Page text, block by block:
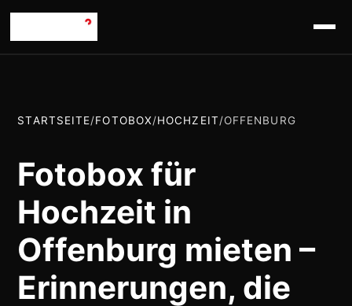
STARTSEITE/FOTOBOX/HOCHZEIT/OFFENBURG
Fotobox für
Hochzeit in
Offenburg mieten –
Erinnerungen, die